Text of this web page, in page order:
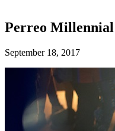
Perreo
September 18, 2017